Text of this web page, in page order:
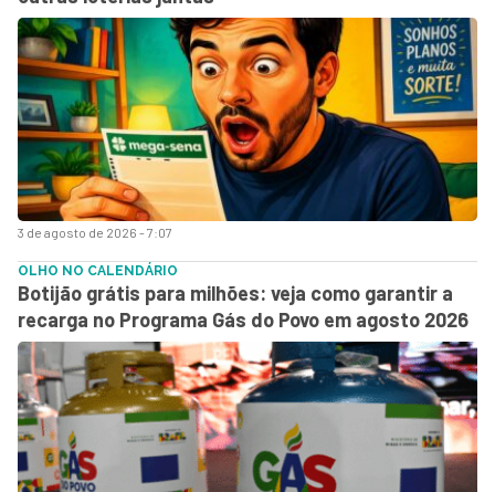
3 de agosto de 2026 - 7:07
OLHO NO CALENDÁRIO
Botijão grátis para milhões: veja como garantir a
recarga no Programa Gás do Povo em agosto 2026